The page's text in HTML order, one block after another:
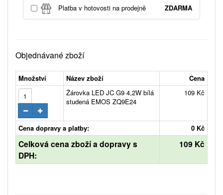
Platba v hotovosti na prodejně ZDARMA
Objednávané zboží
Množství Název zboží
Cena
Žárovka LED JC G9 4,2W bílá
studená EMOS ZQ9E24
109 Kč
Cena dopravy a platby: 0 Kč
Celková cena zboží a dopravy s
DPH:
109 Kč